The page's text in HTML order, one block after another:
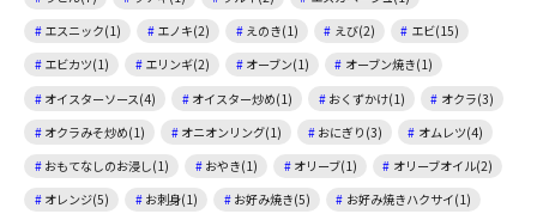
エスニック(1)
エノキ(2) えのき(1) えび(2)
エビ(15)
エビカツ(1)
エリンギ(2) オーブン(1)
オーブン焼き(1)
オイスターソース(4)
オイスター炒め(1) おくずかけ(1)
オクラ(3)
オクラみそ炒め(1)
オニオンリング(1) おにぎり(3)
オムレツ(4)
おもてなしのお浸し(1)
おやき(1) オリーブ(1)
オリーブオイル(2)
オレンジ(5)
お刺身(1) お好み焼き(5)
お好み焼きハクサイ(1)